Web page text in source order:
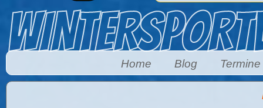
Home Blog Termine